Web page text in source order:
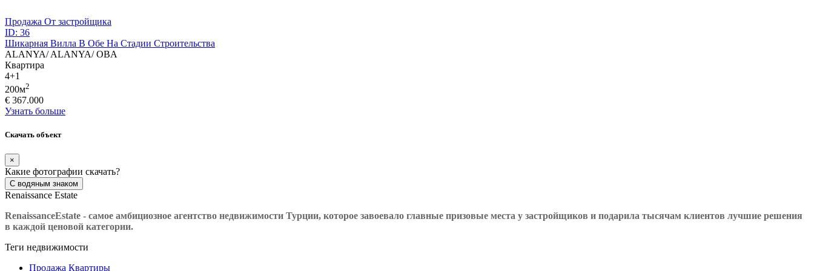
Продажа От застройщика
ID: 36
Шикарная Вилла В Обе На Стадии Строительства
ALANYA/ ALANYA/ OBA
Квартира
4+1
200м2
€ 367.000
Узнать больше
Скачать объект
×
Какие фотографии скачать?
С водяным знаком
Renaissance Estate
RenaissanceEstate - самое амбициозное агентство недвижимости Турции, которое завоевало главные призовые места у застройщиков и подарила тысячам клиентов лучшие решения
в каждой ценовой категории.
Теги недвижимости
Продажа Квартиры